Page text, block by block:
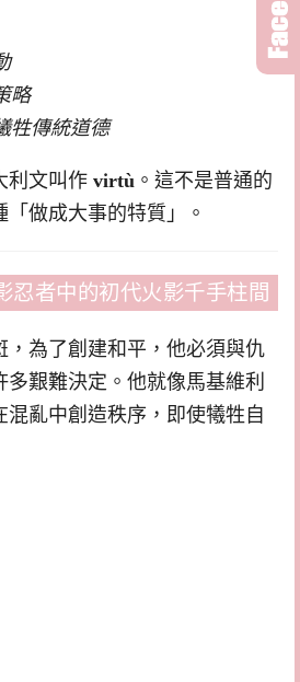
略
牲傳統道德
利文叫作 virtù 。這不是普通的
做成大事的特質」。
忍者中的初代火影千手柱間
，為了創建和平，他必須與仇
艱難決定。他就像馬基維利
亂中創造秩序，即使犧牲自